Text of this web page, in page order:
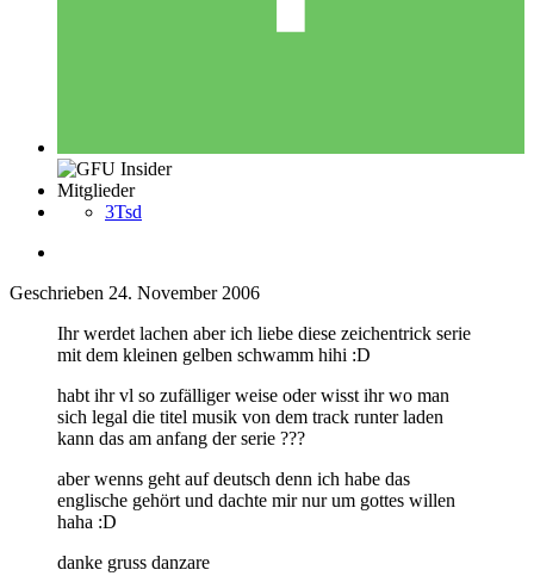
Mitglieder
3Tsd
Geschrieben 24. November 2006
Ihr werdet lachen aber ich liebe diese zeichentrick serie
mit dem kleinen gelben schwamm hihi :D
habt ihr vl so zufälliger weise oder wisst ihr wo man
sich legal die titel musik von dem track runter laden
kann das am anfang der serie ???
aber wenns geht auf deutsch denn ich habe das
englische gehört und dachte mir nur um gottes willen
haha :D
danke gruss danzare